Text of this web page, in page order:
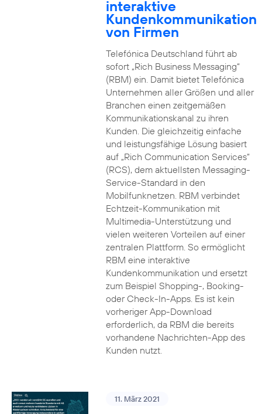
interaktive
Kundenkommunikation
von Firmen
Telefónica Deutschland führt ab
sofort „Rich Business Messaging“
(RBM) ein. Damit bietet Telefónica
Unternehmen aller Größen und aller
Branchen einen zeitgemäßen
Kommunikationskanal zu ihren
Kunden. Die gleichzeitig einfache
und leistungsfähige Lösung basiert
auf „Rich Communication Services“
(RCS), dem aktuellsten Messaging-
Service-Standard in den
Mobilfunknetzen. RBM verbindet
Echtzeit-Kommunikation mit
Multimedia-Unterstützung und
vielen weiteren Vorteilen auf einer
zentralen Plattform. So ermöglicht
RBM eine interaktive
Kundenkommunikation und ersetzt
zum Beispiel Shopping-, Booking-
oder Check-In-Apps. Es ist kein
vorheriger App-Download
erforderlich, da RBM die bereits
vorhandene Nachrichten-App des
Kunden nutzt.
11. März 2021